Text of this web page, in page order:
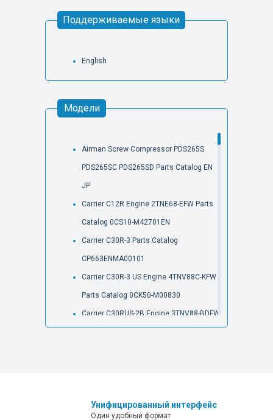
English
Airman Screw Compressor PDS265S
PDS265SC PDS265SD Parts Catalog EN
JP
Carrier C12R Engine 2TNE68-EFW Parts
Catalog 0CS10-M42701EN
Carrier C30R-3 Parts Catalog
CP663ENMA00101
Carrier C30R-3 US Engine 4TNV88C-KFW
Parts Catalog 0CK50-M00830
Carrier C30RUS-2B Engine 3TNV88-BDFW
Carrier C50R-3B Engine 4TNE106-NTB1
Модели
Поддерживаемые языки
Унифицированный интерфейс
Один удобный формат